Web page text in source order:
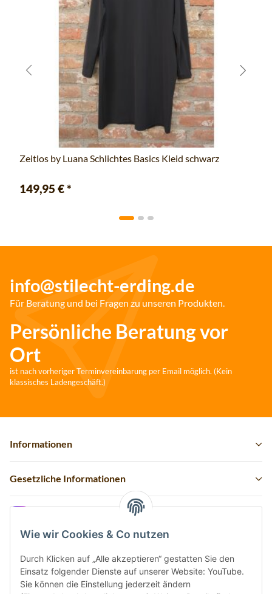
Wie wir Cookies & Co nutzen
Durch Klicken auf „Alle akzeptieren“ gestatten Sie den
Einsatz folgender Dienste auf unserer Website: YouTube.
Sie können die Einstellung jederzeit ändern
Zeitlos by Luana Schlichtes Basics Kleid schwarz
149,95 €*
info@stilecht-erding.de
Für Beratung und bei Fragen zu unseren Produkten.
Persönliche Beratung vor
Ort
ist nach vorheriger Terminvereinbarung per Email möglich. (Kein
klassisches Ladengeschäft.)
Informationen
Gesetzliche Informationen
Vertrag widerrufen